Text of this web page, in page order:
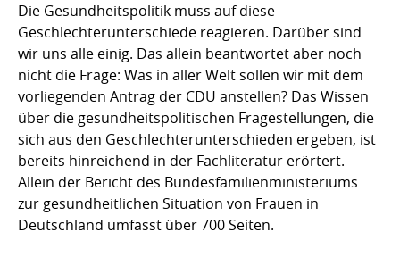
Die Gesundheitspolitik muss auf diese
Geschlechterunterschiede reagieren. Darüber sind
wir uns alle einig. Das allein beantwortet aber noch
nicht die Frage: Was in aller Welt sollen wir mit dem
vorliegenden Antrag der CDU anstellen? Das Wissen
über die gesundheitspolitischen Fragestellungen, die
sich aus den Geschlechterunterschieden ergeben, ist
bereits hinreichend in der Fachliteratur erörtert.
Allein der Bericht des Bundesfamilienministeriums
zur gesundheitlichen Situation von Frauen in
Deutschland umfasst über 700 Seiten.